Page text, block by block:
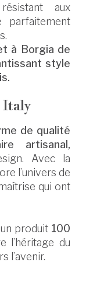
aux
parfaitement
à Borgia de
style
Italy
de qualité
artisanal,
Avec la
l’univers de
qui ont
produit 100
l’héritage du
l’avenir.